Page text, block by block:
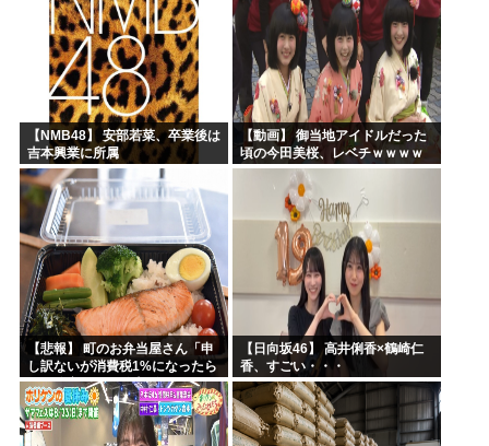
【NMB48】 安部若菜、卒業後は
吉本興業に所属
【動画】 御当地アイドルだった
頃の今田美桜、レベチｗｗｗｗ
ｗｗｗｗｗｗｗｗｗｗｗｗｗｗ
【悲報】 町のお弁当屋さん「申
し訳ないが消費税1%になったら
その分商品代を値上げするわ」
【日向坂46】 高井俐香×鶴崎仁
香、すごい・・・